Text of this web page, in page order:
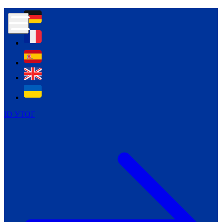
ID УТОГ
Контур психологічної безпеки глухих
Всеукраїнський пісенний
челендж «Україно, ти є!»
Молодіжний челендж «Жестова
мова для мене – це…»
Репортажі спеціальних та
інклюзивних начальних закладів